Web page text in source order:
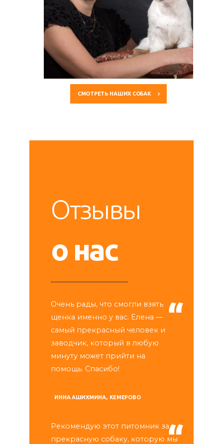
СМОТРЕТЬ НАШИХ СОБАК
Отзывы
о нас
Очень рады, что смогли взять
щенка именно у вас. Елена —
самый прекрасный человек и
заводчик, который в любую
минуту может прийти на
помощь. Спасибо!
ИННА АШИХМИНА КЕМЕРОВО
Рекомендую этот питомник за
прекрасную собаку, которую мы